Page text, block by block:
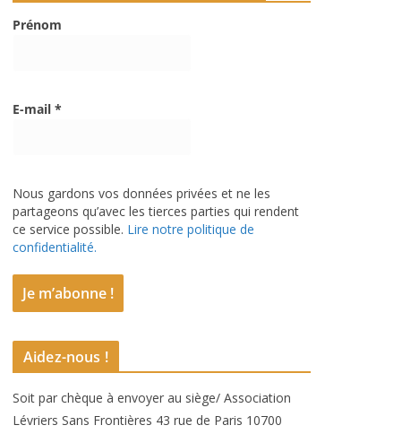
Prénom
E-mail *
Nous gardons vos données privées et ne les
partageons qu’avec les tierces parties qui rendent
ce service possible. Lire notre politique de
confidentialité.
Aidez-nous !
Soit par chèque à envoyer au siège/ Association
Lévriers Sans Frontières 43 rue de Paris 10700